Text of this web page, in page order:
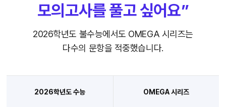
모의고사를 풀고 싶어요”
2026학년도 불수능에서도 OMEGA 시리즈는
다수의 문항을 적중했습니다.
2026학년도 수능 OMEGA 시리즈